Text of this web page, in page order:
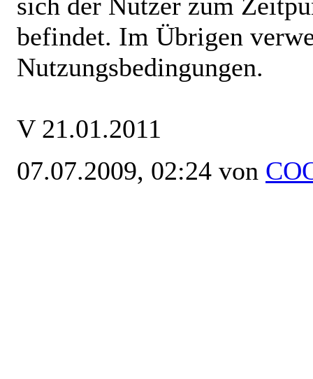
befindet. Im Übrigen
Nutzungsbedingungen.
V 21.01.2011
07.07.2009, 02:24 von